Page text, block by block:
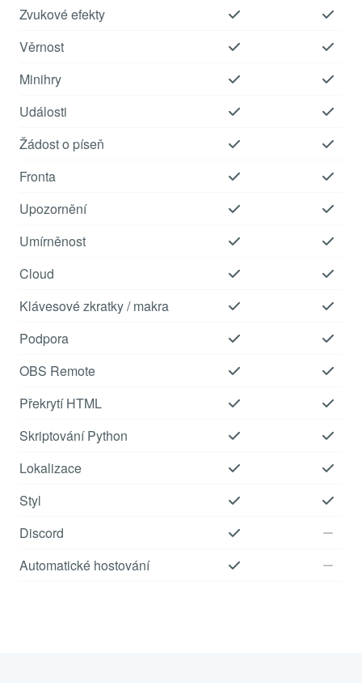
Zvukové efekty
Věrnost
Minihry
Události
Žádost o píseň
Fronta
Upozornění
Umírněnost
Cloud
Klávesové zkratky / makra
Podpora
OBS Remote
Překrytí HTML
Skriptování Python
Lokalizace
Styl
Discord
Automatické hostování